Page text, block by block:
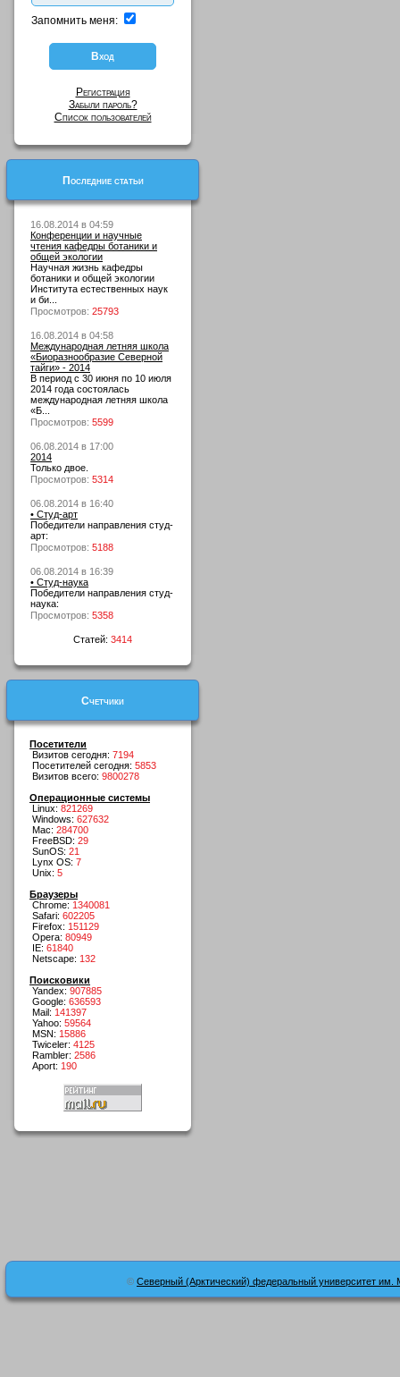
Запомнить меня:
Регистрация
Забыли пароль?
Список пользователей
Последние статьи
16.08.2014 в 04:59
Конференции и научные
чтения кафедры ботаники и
общей экологии
Научная жизнь кафедры
ботаники и общей экологии
Института естественных наук
и би...
Просмотров: 25793
16.08.2014 в 04:58
Международная летняя школа
«Биоразнообразие Северной
тайги» - 2014
В период с 30 июня по 10 июля
2014 года состоялась
международная летняя школа
«Б...
Просмотров: 5599
06.08.2014 в 17:00
2014
Только двое.
Просмотров: 5314
06.08.2014 в 16:40
• Студ-арт
Победители направления студ-
арт:
Просмотров: 5188
06.08.2014 в 16:39
• Студ-наука
Победители направления студ-
наука:
Просмотров: 5358
Статей: 3414
Счетчики
Посетители
Визитов сегодня: 7194
Посетителей сегодня: 5853
Визитов всего: 9800278
Операционные системы
Linux: 821269
Windows: 627632
Mac: 284700
FreeBSD: 29
SunOS: 21
Lynx OS: 7
Unix: 5
Браузеры
Chrome: 1340081
Safari: 602205
Firefox: 151129
Opera: 80949
IE: 61840
Netscape: 132
Поисковики
Yandex: 907885
Google: 636593
Mail: 141397
Yahoo: 59564
MSN: 15886
Twiceler: 4125
Rambler: 2586
Aport: 190
© Северный (Арктический) федеральный университет